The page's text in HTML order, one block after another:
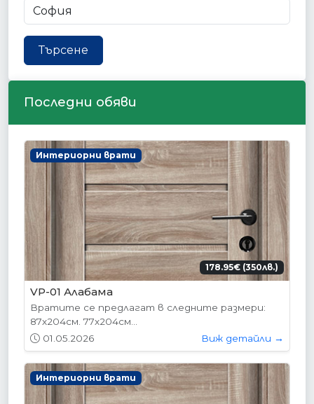
Търсене
Последни обяви
Интериорни врати
178.95€ (350лв.)
VP-01 Алабама
Вратите се предлагат в следните размери:
87х204см. 77х204см...
01.05.2026
Виж детайли →
Интериорни врати